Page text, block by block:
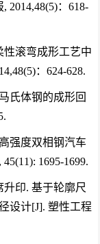
2014,48(5)：618-
性滚弯成形工艺中
：624-628.
氏体钢的成形回
强度双相钢汽车
1695-1699.
印. 基于轮廓尺
设计[J]. 塑性工程